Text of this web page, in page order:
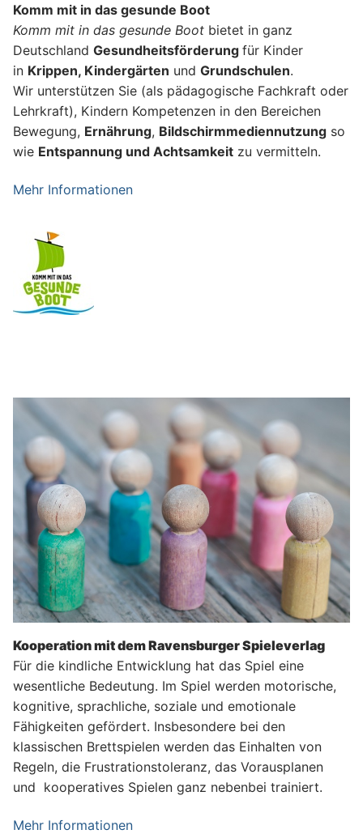
Komm mit in das gesunde Boot
Komm mit in das gesunde Boot bietet in ganz
Deutschland Gesundheitsförderung für Kinder
in Krippen, Kindergärten und Grundschulen.
Wir unterstützen Sie (als pädagogische Fachkraft oder
Lehrkraft), Kindern Kompetenzen in den Bereichen
Bewegung, Ernährung, Bildschirmmediennutzung so
wie Entspannung und Achtsamkeit zu vermitteln.
Mehr Informationen
Kooperation mit dem Ravensburger Spieleverlag
Für die kindliche Entwicklung hat das Spiel eine
wesentliche Bedeutung. Im Spiel werden motorische,
kognitive, sprachliche, soziale und emotionale
Fähigkeiten gefördert. Insbesondere bei den
klassischen Brettspielen werden das Einhalten von
Regeln, die Frustrationstoleranz, das Vorausplanen
und kooperatives Spielen ganz nebenbei trainiert.
Mehr Informationen